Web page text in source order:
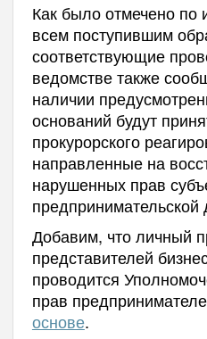
Как было отмечено по
всем поступившим
соответствующие
ведомстве также
наличии
оснований будут
прокурорского
направленные на
нарушенных прав
предпринимательской
Добавим, что личный
представителей
проводится
прав
основе.